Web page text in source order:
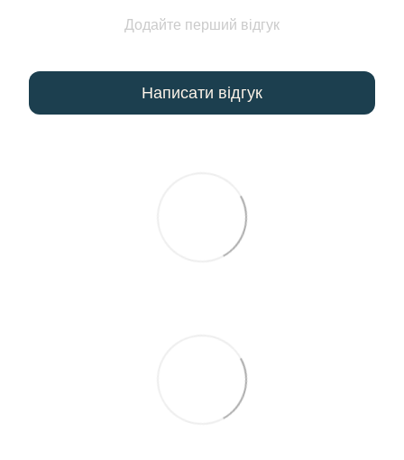
Додайте перший відгук
Написати відгук